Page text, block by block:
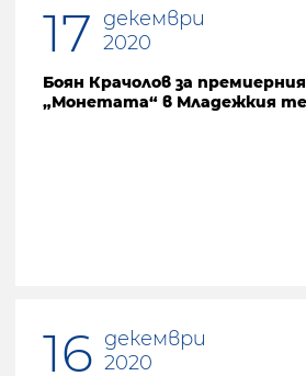
17 декември
2020
Боян Крачолов за
„Монетата“ в Младежкия
16 декември
2020